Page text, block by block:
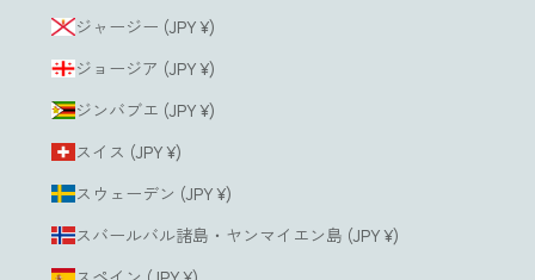
ジャージー (JPY ¥)
ジョージア (JPY ¥)
ジンバブエ (JPY ¥)
スイス (JPY ¥)
スウェーデン (JPY ¥)
スバールバル諸島・ヤンマイエン島 (JPY ¥)